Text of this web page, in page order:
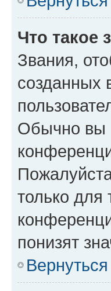
Что такое
Звания,
созданных
Обычно вы
только для
понизят